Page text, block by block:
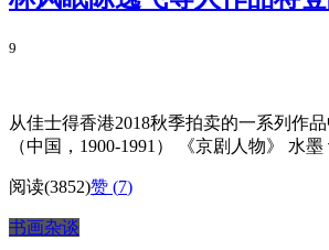
9
从佳士得香港2018秋季拍卖的一系列作
（中国，1900-1991） 《京剧人物》 水
阅读(3852)赞 (7)
书画杂谈